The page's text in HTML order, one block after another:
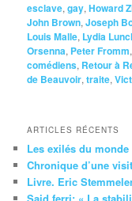
esclave,gay,Howard
John Brown,Joseph
Louis Malle, Lydia
Orsenna, Peter Fromm,
comédiens, Retour à
de Beauvoir,traite,
ARTICLES RÉCENTS
Les exilés du
Chronique d’une
Livre. Eric